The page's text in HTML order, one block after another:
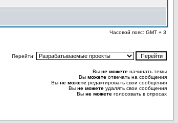
Часовой пояс: GMT + 3
Перейти:
Вы не можете начинать темы
Вы можете отвечать на сообщения
Вы не можете редактировать свои сообщения
Вы не можете удалять свои сообщения
Вы не можете голосовать в опросах